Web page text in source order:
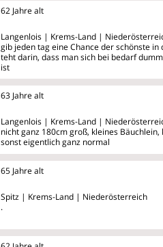
62 Jahre alt
Langenlois | Krems-Land |
gib jeden tag eine Chance der schönste
teht darin, dass man sich bei bedarf
ist
63 Jahre alt
Langenlois | Krems-Land |
nicht ganz 180cm groß, kleines
sonst eigentlich ganz normal
65 Jahre alt
Spitz | Krems-Land | Niederösterreich
.